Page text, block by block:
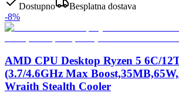
Dostupno
Besplatna dostava
-8%
AMD CPU Desktop Ryzen 5 6C/
(3.7/4.6GHz Max
Wraith Stealth Cooler